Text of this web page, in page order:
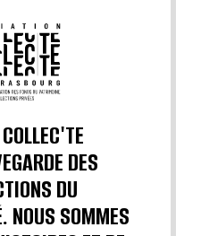
DES
DU
NOUS SOMMES